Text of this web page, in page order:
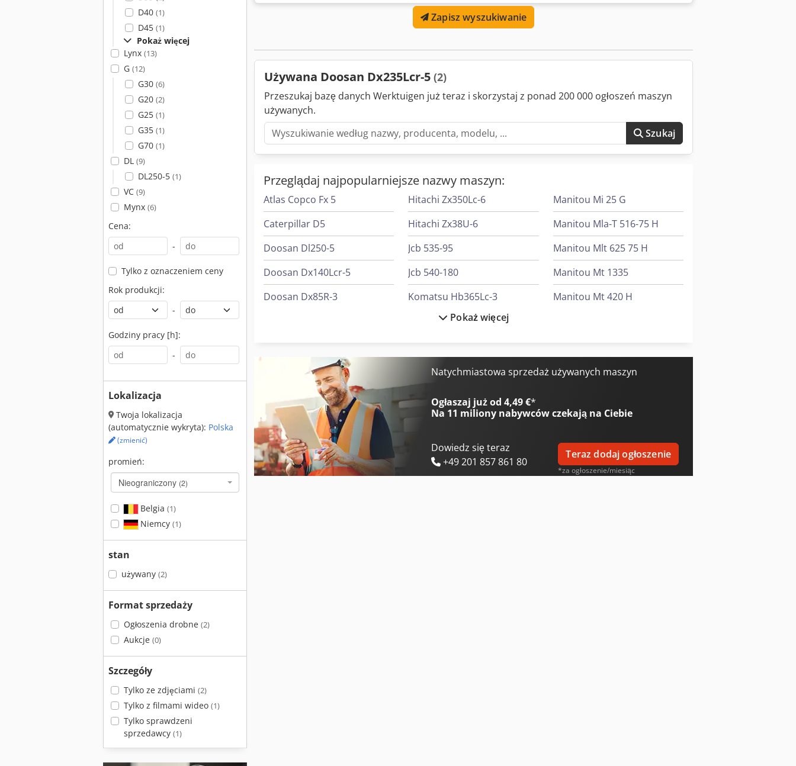
D40 (1)
D45 (1)
Pokaż więcej
Lynx (13)
G (12)
G30 (6)
G20 (2)
G25 (1)
G35 (1)
G70 (1)
DL (9)
DL250-5 (1)
VC (9)
Mynx (6)
Cena:
-
Tylko z oznaczeniem ceny
Rok produkcji:
-
Godziny pracy [h]:
-
Lokalizacja
Twoja lokalizacja
(automatycznie wykryta): Polska
(zmienić)
promień:
Nieograniczony (2)
Belgia (1)
Niemcy (1)
stan
używany (2)
Format sprzedaży
Ogłoszenia drobne (2)
Aukcje (0)
Szczegóły
Tylko ze zdjęciami (2)
Tylko z filmami wideo (1)
Tylko sprawdzeni
sprzedawcy (1)
telefonicznego lub mailowego w dowolnym momencie. Wszystkie nasze maszyny są w pełni przeglądane i
sprawdzane pod względem niezawodności. Potrzebujesz zdjęć? Wystarczy się z nami skontaktować, a
przekażemy je niezwłocznie. Obsługujemy klientów w języku niderlandzkim, angielskim, francuskim,
Zapisz wyszukiwanie
Używana Doosan Dx235Lcr-5 (2)
Przeszukaj bazę danych Werktuigen już teraz i skorzystaj z ponad 200 000 ogłoszeń maszyn
używanych.
Szukaj
Przeglądaj najpopularniejsze nazwy maszyn:
Atlas Copco Fx 5
Caterpillar D5
Doosan Dl250-5
Doosan Dx140Lcr-5
Doosan Dx85R-3
Hitachi Zx300Lc-6
Hitachi Zx33U-6
Hitachi Zx350Lc-6
Hitachi Zx38U-6
Jcb 535-95
Jcb 540-180
Komatsu Hb365Lc-3
Kubota U10-5
Manitou Mc 25-4
Manitou Mi 25 G
Manitou Mla-T 516-75 H
Manitou Mlt 625 75 H
Manitou Mt 1335
Manitou Mt 420 H
Pokaż więcej
Natychmiastowa sprzedaż używanych maszyn
Ogłaszaj już od 4,49 €*
Na 11 miliony nabywcówczekają na Ciebie
Dowiedz się teraz
+49 201 857 861 80
Teraz dodaj ogłoszenie
*za ogłoszenie/miesiąc